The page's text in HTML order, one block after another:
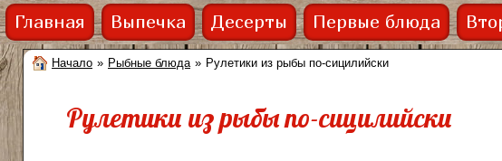
Главная Выпечка Десерты Первые блюда
Начало » Рыбные блюда » Рулетики из рыбы по-сицилийски
Рулетики из рыбы по-сицилийски